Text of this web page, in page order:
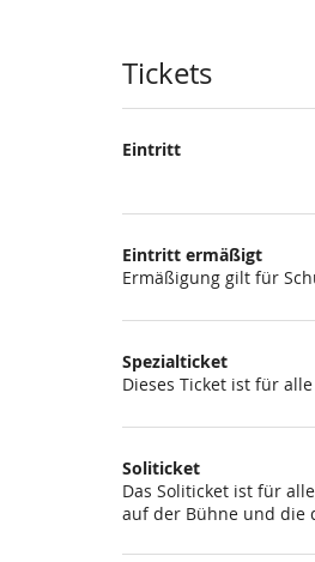
Tickets
Eintritt
Eintritt ermäßigt
Ermäßigung gilt für
Spezialticket
Dieses Ticket ist für
Soliticket
Das Soliticket ist für
auf der Bühne und die